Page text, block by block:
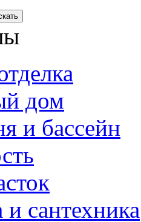
дом
и бассейн
и сантехника